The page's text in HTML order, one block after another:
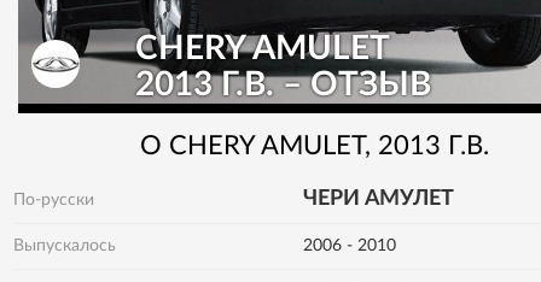
CHERY AMULET
2013 Г.В. – ОТЗЫВ
О CHERY AMULET, 2013 Г.В.
По-русски ЧЕРИ АМУЛЕТ
Выпускалось 2006 - 2010